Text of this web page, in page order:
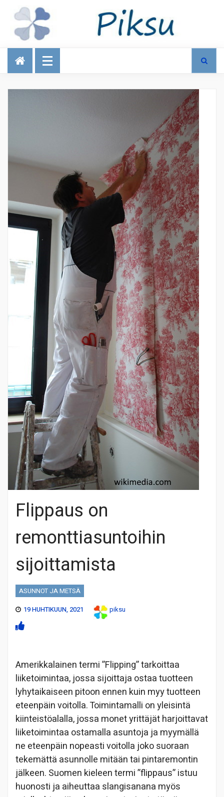
Talous
Flippaus on
remonttiasuntoihin
sijoittamista
ASUNNOT JA METSÄ
19 HUHTIKUUN, 2021
piksu
Amerikkalainen termi ”Flipping” tarkoittaa
liiketoimintaa, jossa sijoittaja ostaa tuotteen
lyhytaikaiseen pitoon ennen kuin myy tuotteen
eteenpäin voitolla. Toimintamalli on yleisintä
kiinteistöalalla, jossa monet yrittäjät harjoittavat
liiketoimintaa ostamalla asuntoja ja myymällä
ne eteenpäin nopeasti voitolla joko suoraan
tekemättä asunnolle mitään tai pintaremontin
jälkeen. Suomen kieleen termi ”flippaus” istuu
huonosti ja aiheuttaa slangisanana myös